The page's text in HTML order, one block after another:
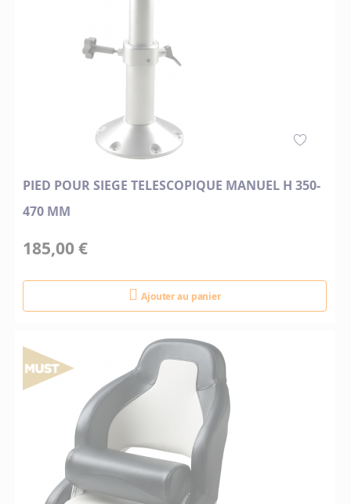
PIED POUR SIEGE TELESCOPIQUE MANUEL H 350-
470 MM
185,00 €
Ajouter au panier